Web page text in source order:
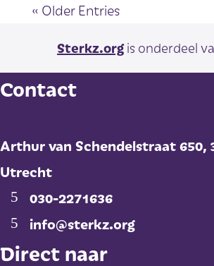
« Older Entries
Sterkz.orgis onderdeel
Contact
Arthur van Schendelstraat 650,
Utrecht
030-2271636
info@sterkz.org
Direct naar